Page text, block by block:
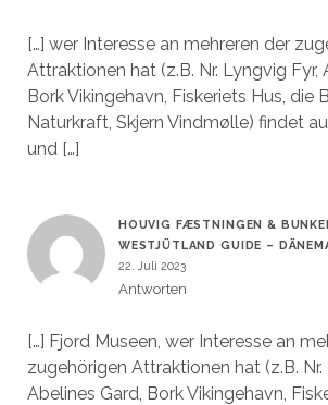
[…] wer Interesse an mehreren der
Attraktionen hat (z.B. Nr. Lyngvig Fyr,
Bork Vikingehavn, Fiskeriets Hus, die
Naturkraft, Skjern Vindmølle) findet
und […]
HOUVIG FÆSTNINGEN &
WESTJÜTLAND GUIDE –
22. Juli 2023
Antworten
[…] Fjord Museen, wer Interesse an
zugehörigen Attraktionen hat (z.B. Nr.
Abelines Gard, Bork Vikingehavn,